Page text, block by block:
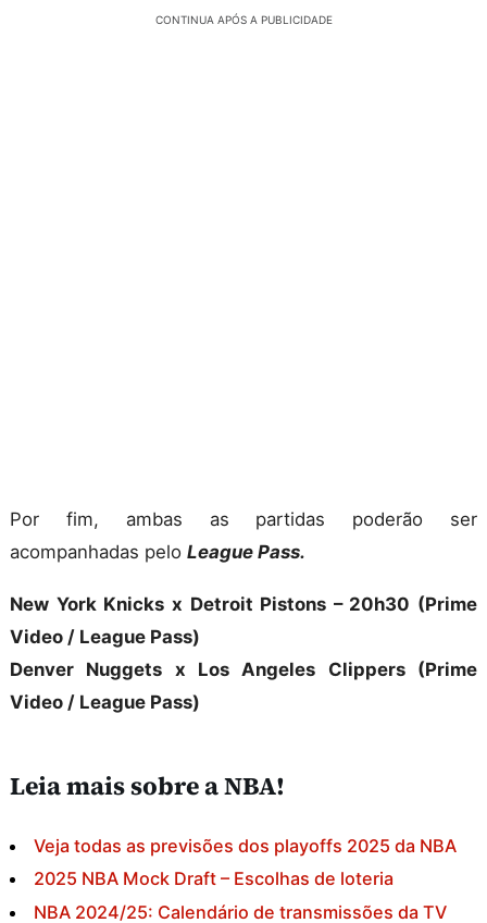
CONTINUA APÓS A PUBLICIDADE
Por fim, ambas as partidas poderão ser
acompanhadas pelo League Pass.
New York Knicks x Detroit Pistons – 20h30 (Prime
Video / League Pass)
Denver Nuggets x Los Angeles Clippers (Prime
Video / League Pass)
Leia mais sobre a NBA!
Veja todas as previsões dos playoffs 2025 da NBA
2025 NBA Mock Draft – Escolhas de loteria
NBA 2024/25: Calendário de transmissões da TV